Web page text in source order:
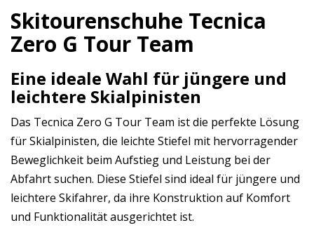
Skitourenschuhe Tecnica
Zero G Tour Team
Eine ideale Wahl für jüngere und
leichtere Skialpinisten
Das Tecnica Zero G Tour Team ist die perfekte Lösung
für Skialpinisten, die leichte Stiefel mit hervorragender
Beweglichkeit beim Aufstieg und Leistung bei der
Abfahrt suchen. Diese Stiefel sind ideal für jüngere und
leichtere Skifahrer, da ihre Konstruktion auf Komfort
und Funktionalität ausgerichtet ist.